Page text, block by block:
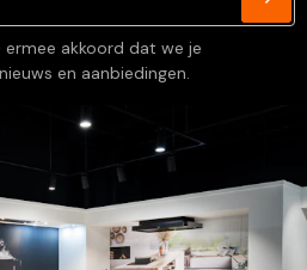
akkoord dat we je
en aanbiedingen.